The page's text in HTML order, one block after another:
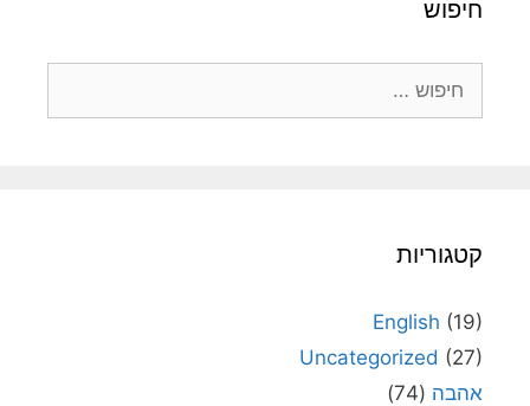
חיפוש
קטגוריות
English (19)
Uncategorized (27)
אהבה (74)